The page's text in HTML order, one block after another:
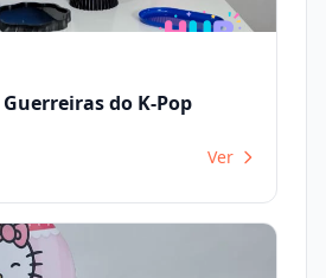
do K-Pop
Ver